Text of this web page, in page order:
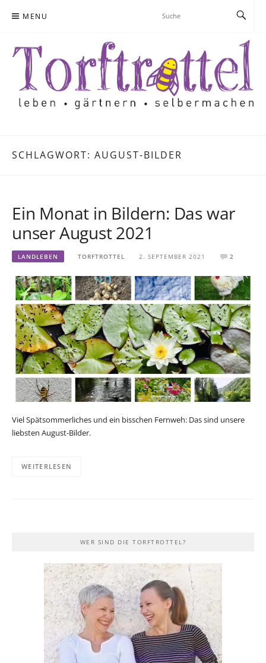
MENU
SCHLAGWORT: AUGUST-BILDER
Ein Monat in Bildern: Das war
unser August 2021
LANDLEBEN TORFTROTTEL 2. SEPTEMBER 2021 2
Viel Spätsommerliches und ein bisschen Fernweh: Das sind unsere
liebsten August-Bilder.
WEITERLESEN
WER SIND DIE TORFTROTTEL?